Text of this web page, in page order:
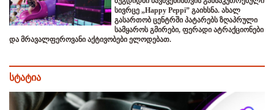
სივრცე „Happy Peppi” გაიხსნა. ახალ
გასართობ ცენტრში პატარებს ზღაპრული
სამყაროს გმირები, ფერადი ატრაქციონები
და მრავალფეროვანი აქტივობები ელოდებათ.
სტატია